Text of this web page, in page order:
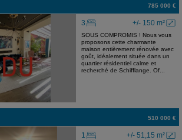
785 000 €
+/- 150 m²
3
SOUS COMPROMIS ! Nous vous
proposons cette charmante
maison entièrement rénovée avec
goût, idéalement située dans un
quartier résidentiel calme et
recherché de Schifflange. Of...
510 000 €
+/- 51,15 m²
1